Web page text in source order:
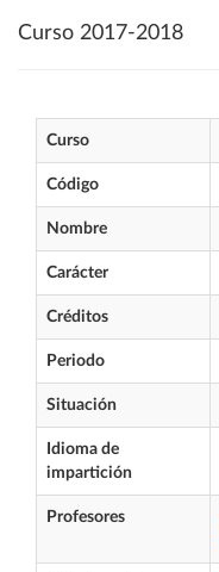
Curso 2017-2018
Curso
Código
Nombre
Carácter
Créditos
Periodo
Situación
Idioma de
impartición
Profesores